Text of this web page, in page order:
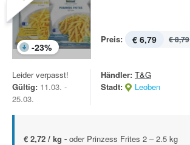
-23%
Preis: € 6,79 € 8,79
Leider verpasst!
Gültig: 11.03. -
25.03.
Händler: T&G
Stadt:
Leoben
€ 2,72 / kg - oder Prinzess Frites 2 – 2.5 kg